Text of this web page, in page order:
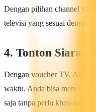
Dengan pilihan channel
televisi yang sesuai dengan
4. Tonton Siaran
Dengan voucher TV, Anda
waktu. Anda bisa menonton
saja tanpa perlu khawatir